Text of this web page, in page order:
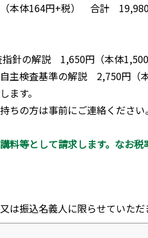
本体164円+税） 合計 19,980
針の解説 1,650円（本体
検査基準の解説 2,750円（本
ます。
ちの方は事前にご連絡ください
料等として請求します。なお
振込名義人に限らせていただ